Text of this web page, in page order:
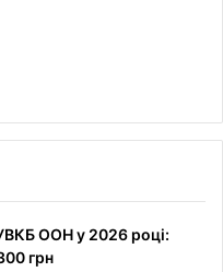
ООН у 2026 році:
грн